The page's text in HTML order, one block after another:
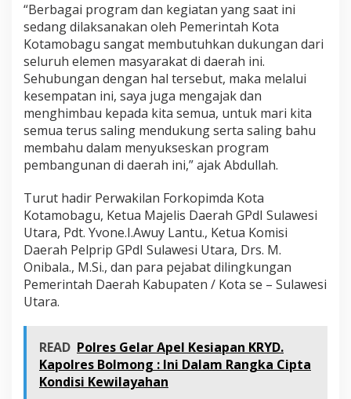
u
t
“Berbagai program dan kegiatan yang saat ini
sedang dilaksanakan oleh Pemerintah Kota
Kotamobagu sangat membutuhkan dukungan dari
seluruh elemen masyarakat di daerah ini.
Sehubungan dengan hal tersebut, maka melalui
kesempatan ini, saya juga mengajak dan
menghimbau kepada kita semua, untuk mari kita
semua terus saling mendukung serta saling bahu
membahu dalam menyukseskan program
pembangunan di daerah ini,” ajak Abdullah.
Turut hadir Perwakilan Forkopimda Kota
Kotamobagu, Ketua Majelis Daerah GPdI Sulawesi
Utara, Pdt. Yvone.I.Awuy Lantu., Ketua Komisi
Daerah Pelprip GPdI Sulawesi Utara, Drs. M.
Onibala., M.Si., dan para pejabat dilingkungan
Pemerintah Daerah Kabupaten / Kota se – Sulawesi
Utara.
READ Polres Gelar Apel Kesiapan KRYD.
Kapolres Bolmong : Ini Dalam Rangka Cipta
Kondisi Kewilayahan